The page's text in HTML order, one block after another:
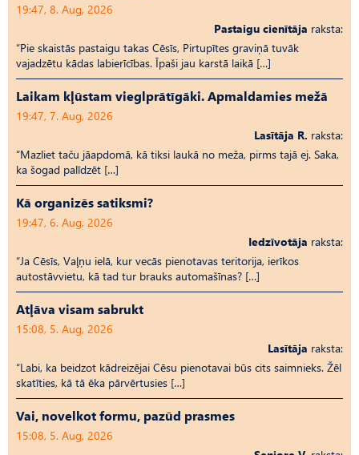
19:47, 8. Aug, 2026
Pastaigu cienītāja raksta:
“Pie skaistās pastaigu takas Cēsīs, Pirtupītes graviņā tuvāk
vajadzētu kādas labierīcības. Īpaši jau karstā laikā […]
Laikam kļūstam vieglprātīgāki. Apmaldamies mežā
19:47, 7. Aug, 2026
Lasītāja R. raksta:
“Mazliet taču jāapdomā, kā tiksi laukā no meža, pirms tajā ej. Saka,
ka šogad palīdzēt […]
Kā organizēs satiksmi?
19:47, 6. Aug, 2026
Iedzīvotāja raksta:
“Ja Cēsīs, Vaļņu ielā, kur vecās pienotavas teritorija, ierīkos
autostāvvietu, kā tad tur brauks automašīnas? […]
Atļāva visam sabrukt
15:08, 5. Aug, 2026
Lasītāja raksta:
“Labi, ka beidzot kādreizējai Cēsu pienotavai būs cits saimnieks. Žēl
skatīties, kā tā ēka pārvērtusies […]
Vai, novelkot formu, pazūd prasmes
15:08, 5. Aug, 2026